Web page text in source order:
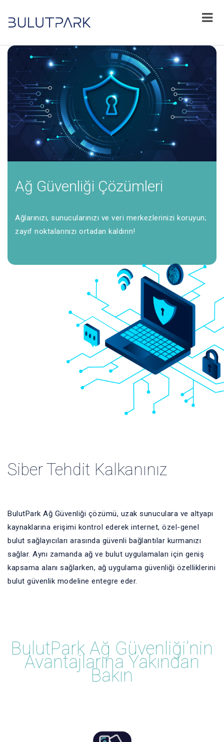
Ağ Güvenliği Çözümleri
Ağlarınızı, sunucularınızı ve veri merkezlerinizi koruyun;
zayıf noktalarınızı ortadan kaldırın!
Siber Tehdit Kalkanınız
BulutPark Ağ Güvenliği çözümü, uzak sunuculara ve altyapı
kaynaklarına erişimi kontrol ederek internet, özel-genel
bulut sağlayıcıları arasında güvenli bağlantılar kurmanızı
sağlar. Aynı zamanda ağ ve bulut uygulamaları için geniş
kapsama alanı sağlarken, ağ uygulama güvenliği özelliklerini
bulut güvenlik modeline entegre eder.
BulutPark Ağ Güvenliği’nin
Avantajlarına Yakından
Bakın